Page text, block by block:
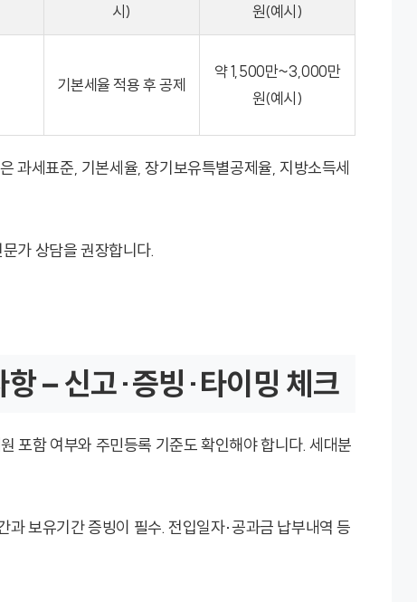
시)
원(예시)
기본세율 적용 후 공제
약 1,500만~3,000만
원(예시)
과세표준, 기본세율, 장기보유특별공제율, 지방소득세
가 상담을 권장합니다.
– 신고·증빙·타이밍 체크
포함 여부와 주민등록 기준도 확인해야 합니다. 세대분
과 보유기간 증빙이 필수. 전입일자·공과금 납부내역 등